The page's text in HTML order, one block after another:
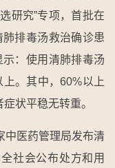
研究”专项，首批在
排毒汤救治确诊患
：使用清肺排毒汤
。其中，60%以上
状平稳无转重。
中医药管理局发布清
社会公布处方和用